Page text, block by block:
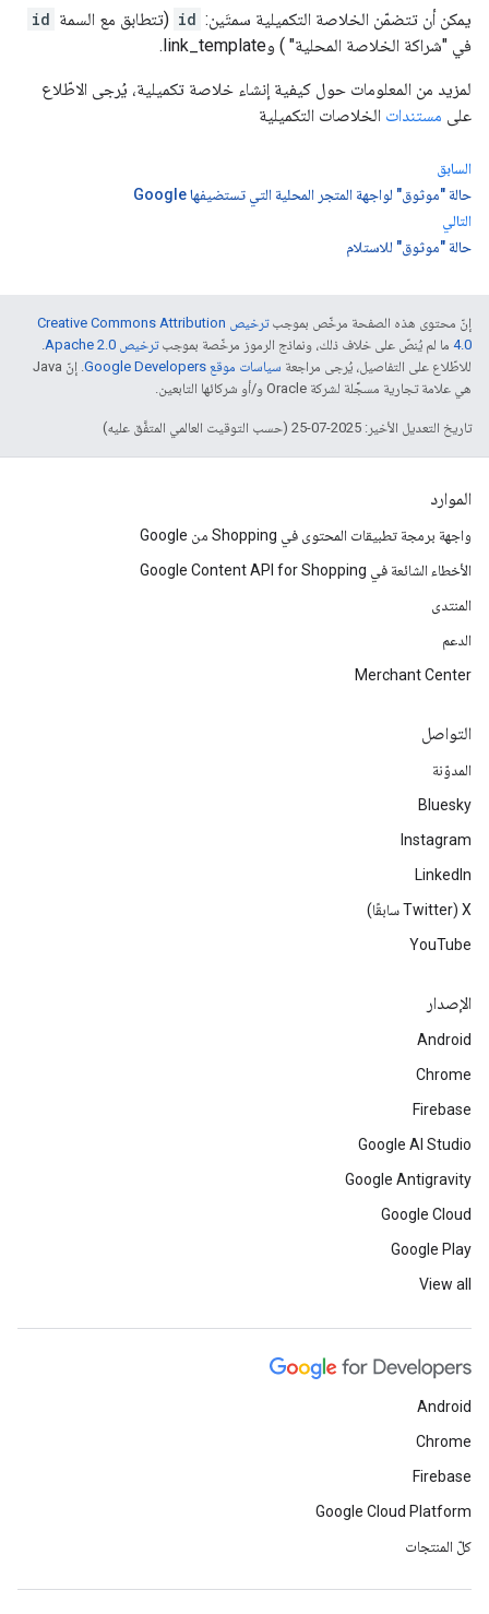
يمكن أن تتضمّن الخلاصة التكميلية سمتَين: id (تتطابق مع السمة id
في "شراكة الخلاصة المحلية" ) وlink_template.
لمزيد من المعلومات حول كيفية إنشاء خلاصة تكميلية، يُرجى الاطّلاع
على مستندات الخلاصات التكميلية
السابق
حالة "موثوق" لواجهة المتجر المحلية التي تستضيفها Google
التالي
حالة "موثوق" للاستلام
إنّ محتوى هذه الصفحة مرخّص بموجب
ترخيص Creative Commons Attribution
4.0‏ ما لم يُنصّ على خلاف ذلك، ونماذج الرموز مرخّصة بموجبترخيص Apache 2.0‏
.
للاطّلاع على التفاصيل، يُرجى مراجعة سياسات موقع Google Developers‏
. إنّ Java
هي علامة تجارية مسجَّلة لشركة Oracle و/أو شركائها التابعين.
تاريخ التعديل الأخير: 2025-07-25 (حسب التوقيت العالمي المتفَّق عليه)
الموارد
واجهة برمجة تطبيقات المحتوى في Shopping من Google
الأخطاء الشائعة في Google Content API for Shopping
المنتدى
الدعم
Merchant Center
التواصل
المدوّنة
Bluesky
Instagram
LinkedIn
‫X ‏(Twitter سابقًا)
YouTube
الإصدار
Android
Chrome
Firebase
Google AI Studio
Google Antigravity
Google Cloud
Google Play
View all
Android
Chrome
Firebase
Google Cloud Platform
كلّ المنتجات